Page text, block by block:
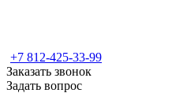
+7 812-425-33-99
Заказать звонок
Задать вопрос